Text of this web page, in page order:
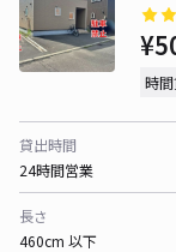
時
貸出時間
24時間営業
長さ
460cm 以下